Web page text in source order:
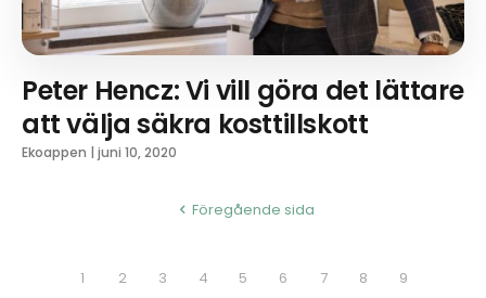
Peter Hencz: Vi vill göra det lättare
att välja säkra kosttillskott
Ekoappen | juni 10, 2020
Föregående sida
1 2 3 4 5 6 7 8
9